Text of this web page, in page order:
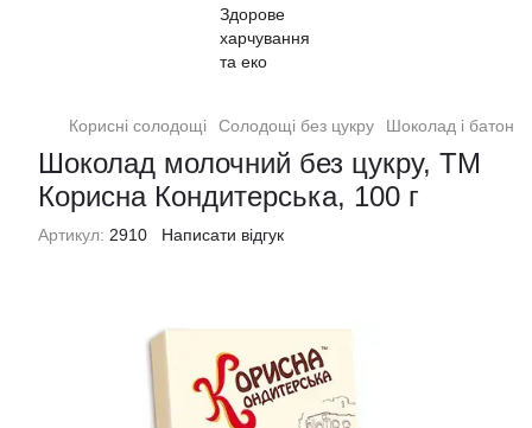
Корисні солодощі Солодощі без цукру Шоколад і
Шоколад молочний без цукру, ТМ
Корисна Кондитерська, 100 г
Артикул: 2910 Написати відгук